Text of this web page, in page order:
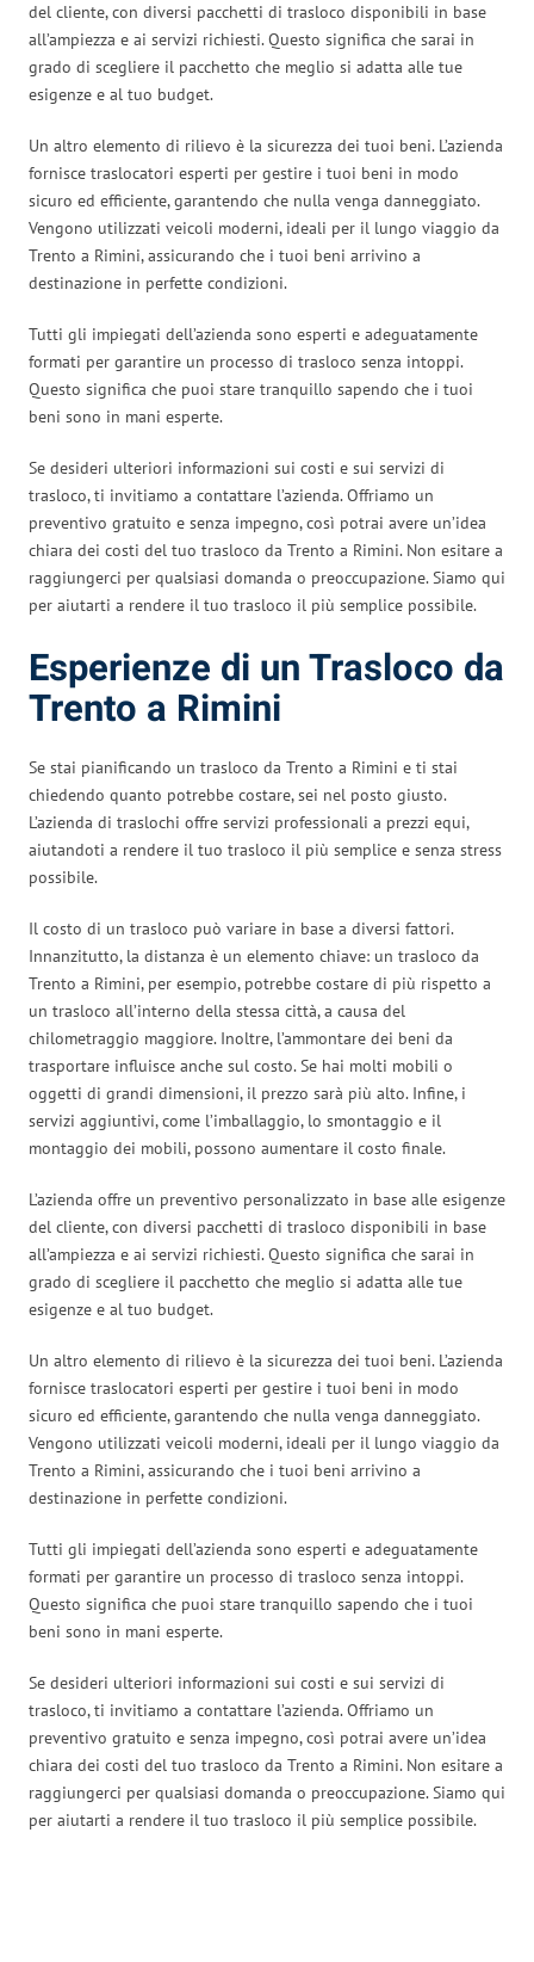
del cliente, con diversi pacchetti di trasloco disponibili in base
all’ampiezza e ai servizi richiesti. Questo significa che sarai in
grado di scegliere il pacchetto che meglio si adatta alle tue
esigenze e al tuo budget.
Un altro elemento di rilievo è la sicurezza dei tuoi beni. L’azienda
fornisce traslocatori esperti per gestire i tuoi beni in modo
sicuro ed efficiente, garantendo che nulla venga danneggiato.
Vengono utilizzati veicoli moderni, ideali per il lungo viaggio da
Trento a Rimini, assicurando che i tuoi beni arrivino a
destinazione in perfette condizioni.
Tutti gli impiegati dell’azienda sono esperti e adeguatamente
formati per garantire un processo di trasloco senza intoppi.
Questo significa che puoi stare tranquillo sapendo che i tuoi
beni sono in mani esperte.
Se desideri ulteriori informazioni sui costi e sui servizi di
trasloco, ti invitiamo a contattare l’azienda. Offriamo un
preventivo gratuito e senza impegno, così potrai avere un’idea
chiara dei costi del tuo trasloco da Trento a Rimini. Non esitare a
raggiungerci per qualsiasi domanda o preoccupazione. Siamo qui
per aiutarti a rendere il tuo trasloco il più semplice possibile.
Esperienze di un Trasloco da
Trento a Rimini
Se stai pianificando un trasloco da Trento a Rimini e ti stai
chiedendo quanto potrebbe costare, sei nel posto giusto.
L’azienda di traslochi offre servizi professionali a prezzi equi,
aiutandoti a rendere il tuo trasloco il più semplice e senza stress
possibile.
Il costo di un trasloco può variare in base a diversi fattori.
Innanzitutto, la distanza è un elemento chiave: un trasloco da
Trento a Rimini, per esempio, potrebbe costare di più rispetto a
un trasloco all’interno della stessa città, a causa del
chilometraggio maggiore. Inoltre, l’ammontare dei beni da
trasportare influisce anche sul costo. Se hai molti mobili o
oggetti di grandi dimensioni, il prezzo sarà più alto. Infine, i
servizi aggiuntivi, come l’imballaggio, lo smontaggio e il
montaggio dei mobili, possono aumentare il costo finale.
L’azienda offre un preventivo personalizzato in base alle esigenze
del cliente, con diversi pacchetti di trasloco disponibili in base
all’ampiezza e ai servizi richiesti. Questo significa che sarai in
grado di scegliere il pacchetto che meglio si adatta alle tue
esigenze e al tuo budget.
Un altro elemento di rilievo è la sicurezza dei tuoi beni. L’azienda
fornisce traslocatori esperti per gestire i tuoi beni in modo
sicuro ed efficiente, garantendo che nulla venga danneggiato.
Vengono utilizzati veicoli moderni, ideali per il lungo viaggio da
Trento a Rimini, assicurando che i tuoi beni arrivino a
destinazione in perfette condizioni.
Tutti gli impiegati dell’azienda sono esperti e adeguatamente
formati per garantire un processo di trasloco senza intoppi.
Questo significa che puoi stare tranquillo sapendo che i tuoi
beni sono in mani esperte.
Se desideri ulteriori informazioni sui costi e sui servizi di
trasloco, ti invitiamo a contattare l’azienda. Offriamo un
preventivo gratuito e senza impegno, così potrai avere un’idea
chiara dei costi del tuo trasloco da Trento a Rimini. Non esitare a
raggiungerci per qualsiasi domanda o preoccupazione. Siamo qui
per aiutarti a rendere il tuo trasloco il più semplice possibile.